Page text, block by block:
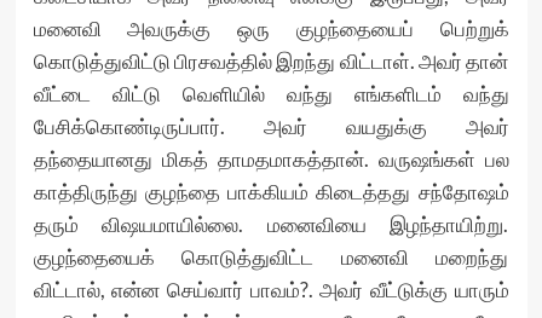
மனைவி அவருக்கு ஒரு குழந்தையைப் பெற்றுக்
கொடுத்துவிட்டு பிரசவத்தில் இறந்து விட்டாள். அவர் தான்
வீட்டை விட்டு வெளியில் வந்து எங்களிடம் வந்து
பேசிக்கொண்டிருப்பார். அவர் வயதுக்கு அவர்
தந்தையானது மிகத் தாமதமாகத்தான். வருஷங்கள் பல
காத்திருந்து குழந்தை பாக்கியம் கிடைத்தது சந்தோஷம்
தரும் விஷயமாயில்லை. மனைவியை இழந்தாயிற்று.
குழந்தையைக் கொடுத்துவிட்ட மனைவி மறைந்து
விட்டால், என்ன செய்வார் பாவம்?. அவர் வீட்டுக்கு யாரும்